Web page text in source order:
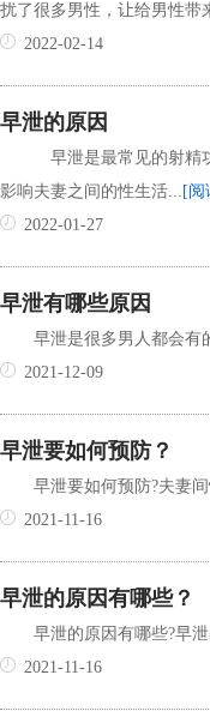
扰了很多男性，让给男性带
2022-02-14
早泄的原因
早泄是最常见的射精
影响夫妻之间的性生活... [阅
2022-01-27
早泄有哪些原因
早泄是很多男人都会有
2021-12-09
早泄要如何预防？
早泄要如何预防?夫妻
2021-11-16
早泄的原因有哪些？
早泄的原因有哪些?早
2021-11-16